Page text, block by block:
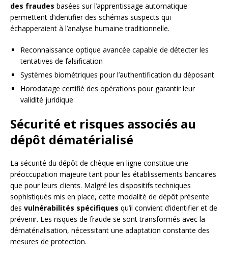
des fraudes basées sur l’apprentissage automatique
permettent d’identifier des schémas suspects qui
échapperaient à l’analyse humaine traditionnelle.
Reconnaissance optique avancée capable de détecter les
tentatives de falsification
Systèmes biométriques pour l’authentification du déposant
Horodatage certifié des opérations pour garantir leur
validité juridique
Sécurité et risques associés au
dépôt dématérialisé
La sécurité du dépôt de chèque en ligne constitue une
préoccupation majeure tant pour les établissements bancaires
que pour leurs clients. Malgré les dispositifs techniques
sophistiqués mis en place, cette modalité de dépôt présente
des vulnérabilités spécifiques qu’il convient d’identifier et de
prévenir. Les risques de fraude se sont transformés avec la
dématérialisation, nécessitant une adaptation constante des
mesures de protection.